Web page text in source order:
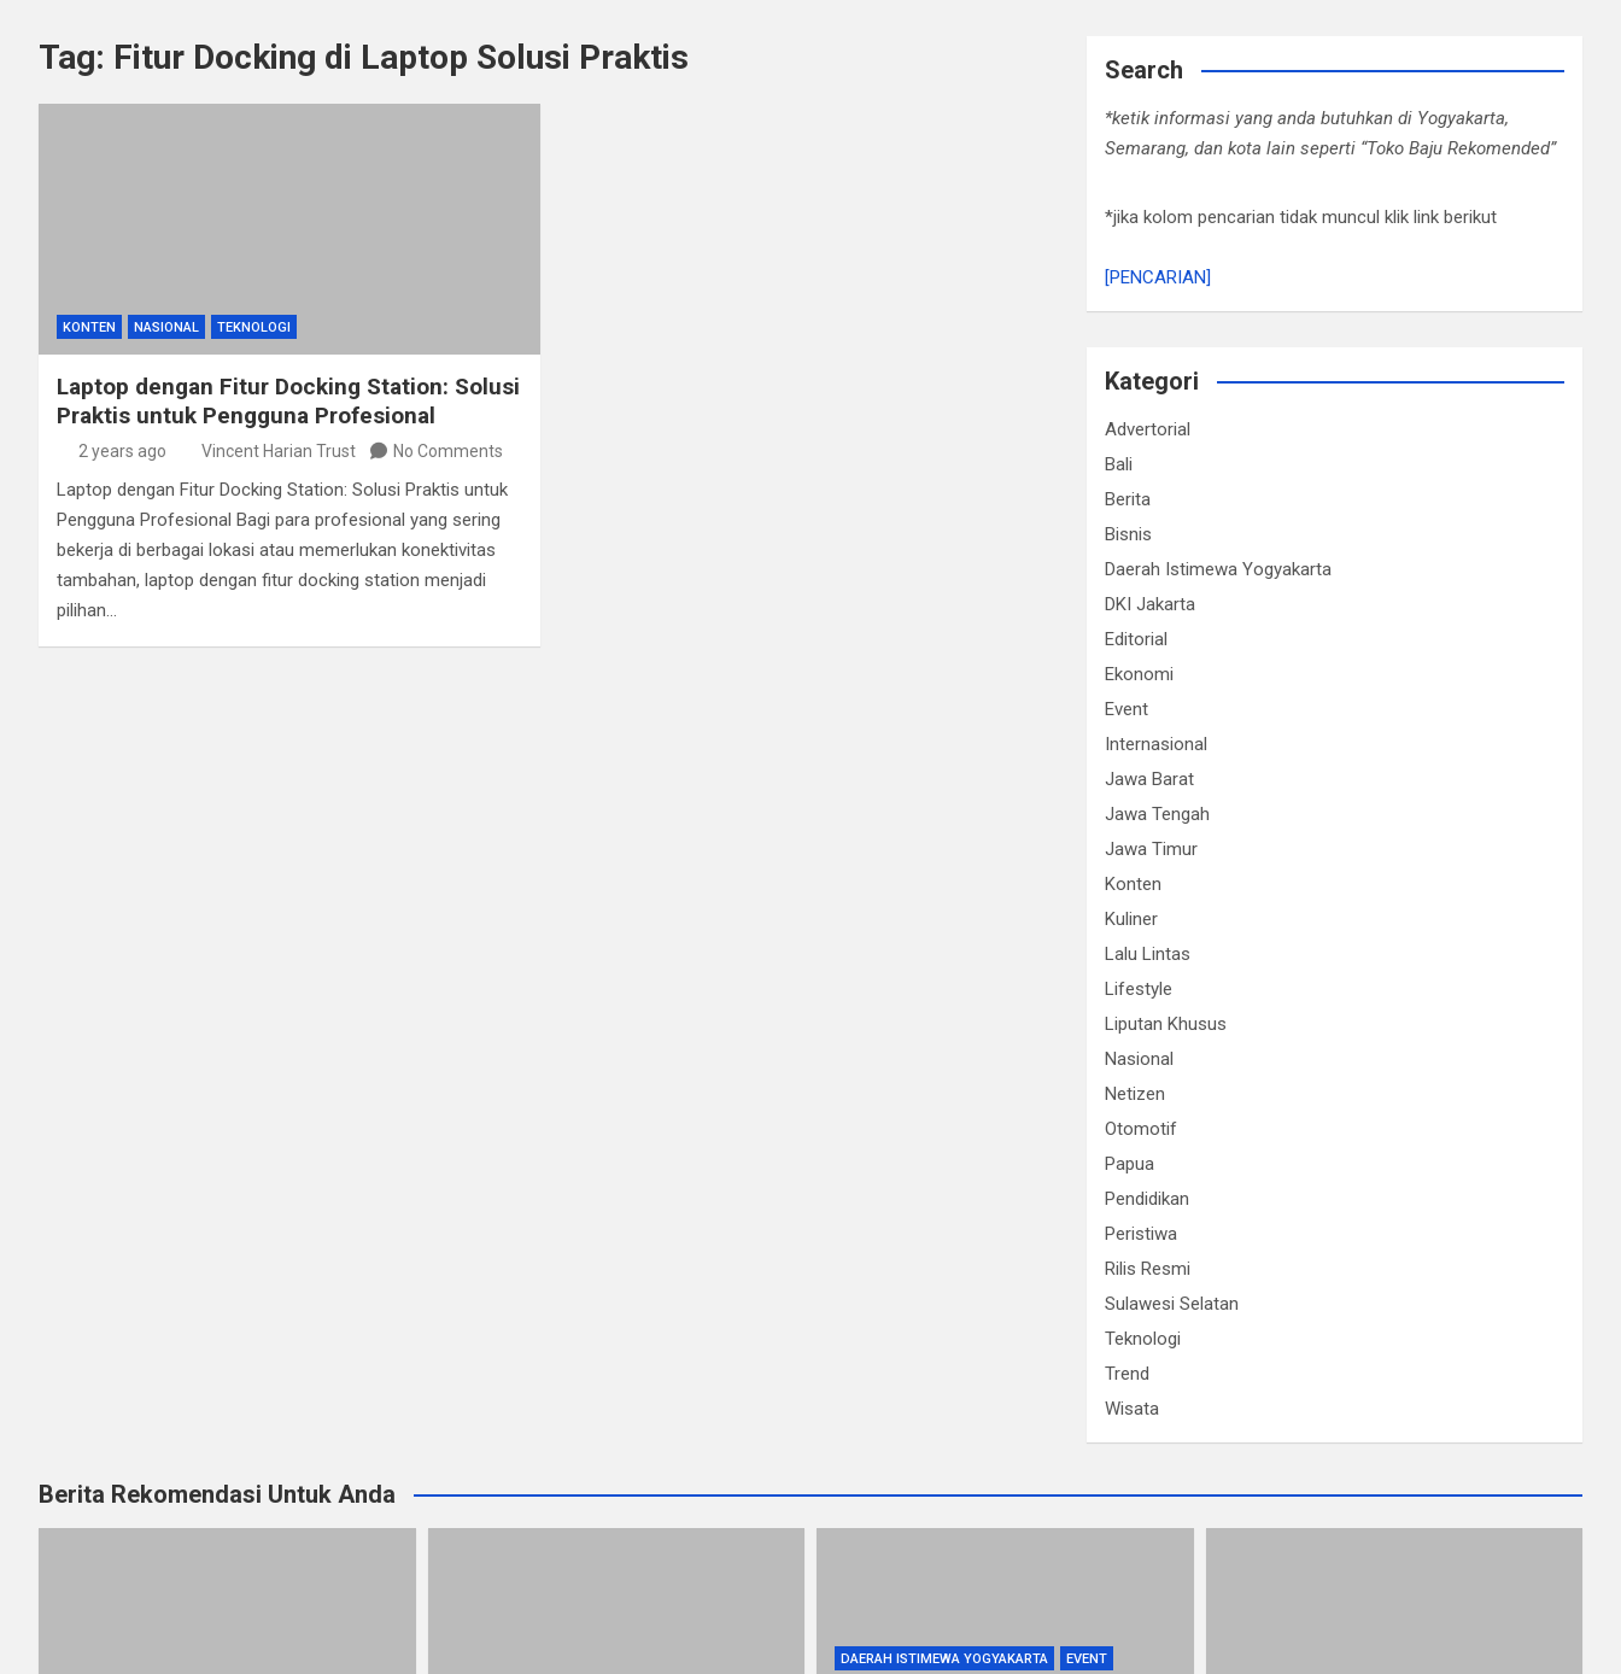
Tag: Fitur Docking di Laptop Solusi Praktis
KONTEN NASIONAL TEKNOLOGI
Laptop dengan Fitur Docking Station: Solusi
Praktis untuk Pengguna Profesional
2 years ago Vincent Harian Trust No Comments
Laptop dengan Fitur Docking Station: Solusi Praktis untuk
Pengguna Profesional Bagi para profesional yang sering
bekerja di berbagai lokasi atau memerlukan konektivitas
tambahan, laptop dengan fitur docking station menjadi
pilihan…
Search
*ketik informasi yang anda butuhkan di Yogyakarta,
Semarang, dan kota lain seperti “Toko Baju Rekomended”
*jika kolom pencarian tidak muncul klik link berikut
[PENCARIAN]
Kategori
Advertorial
Bali
Berita
Bisnis
Daerah Istimewa Yogyakarta
DKI Jakarta
Editorial
Ekonomi
Event
Internasional
Jawa Barat
Jawa Tengah
Jawa Timur
Konten
Kuliner
Lalu Lintas
Lifestyle
Liputan Khusus
Nasional
Netizen
Otomotif
Papua
Pendidikan
Peristiwa
Rilis Resmi
Sulawesi Selatan
Teknologi
Trend
Wisata
Berita Rekomendasi Untuk Anda
DAERAH ISTIMEWA YOGYAKARTA
EVENT